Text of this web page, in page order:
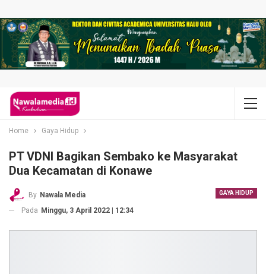
Home Gaya Hidup
PT VDNI Bagikan Sembako ke Masyarakat
Dua Kecamatan di Konawe
GAYA HIDUP
By Nawala Media
Pada Minggu, 3 April 2022 | 12:34